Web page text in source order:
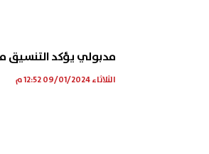
مدبولي يؤكد التنسيق
الثلاثاء 09/01/2024 12:52 م